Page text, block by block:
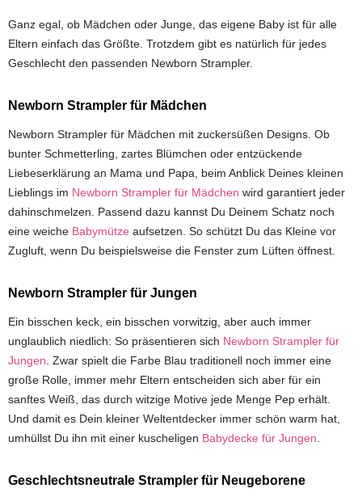
Ganz egal, ob Mädchen oder Junge, das eigene Baby ist für alle
Eltern einfach das Größte. Trotzdem gibt es natürlich für jedes
Geschlecht den passenden Newborn Strampler.
Newborn Strampler für Mädchen
Newborn Strampler für Mädchen mit zuckersüßen Designs. Ob
bunter Schmetterling, zartes Blümchen oder entzückende
Liebeserklärung an Mama und Papa, beim Anblick Deines kleinen
Lieblings im Newborn Strampler für Mädchen wird garantiert jeder
dahinschmelzen. Passend dazu kannst Du Deinem Schatz noch
eine weiche Babymütze aufsetzen. So schützt Du das Kleine vor
Zugluft, wenn Du beispielsweise die Fenster zum Lüften öffnest.
Newborn Strampler für Jungen
Ein bisschen keck, ein bisschen vorwitzig, aber auch immer
unglaublich niedlich: So präsentieren sich Newborn Strampler für
Jungen . Zwar spielt die Farbe Blau traditionell noch immer eine
große Rolle, immer mehr Eltern entscheiden sich aber für ein
sanftes Weiß, das durch witzige Motive jede Menge Pep erhält.
Und damit es Dein kleiner Weltentdecker immer schön warm hat,
umhüllst Du ihn mit einer kuscheligen Babydecke für Jungen
Geschlechtsneutrale Strampler für Neugeborene